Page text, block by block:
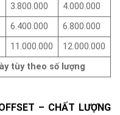
3.800.000
4.000.000
6.400.000
6.800.000
11.000.000
12.000.000
tùy theo số lượng
– CHẤT LƯỢNG